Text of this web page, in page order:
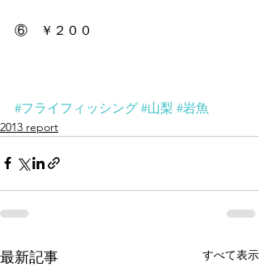
⑥　￥２００
#フライフィッシング #山梨 #岩魚
2013 report
最新記事 すべて表示